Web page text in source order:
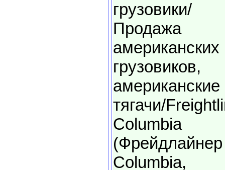
грузовики/
Продажа
американских
грузовиков,
американские
тягачи/
Columbia
(Фрейдлайнер
Columbia,